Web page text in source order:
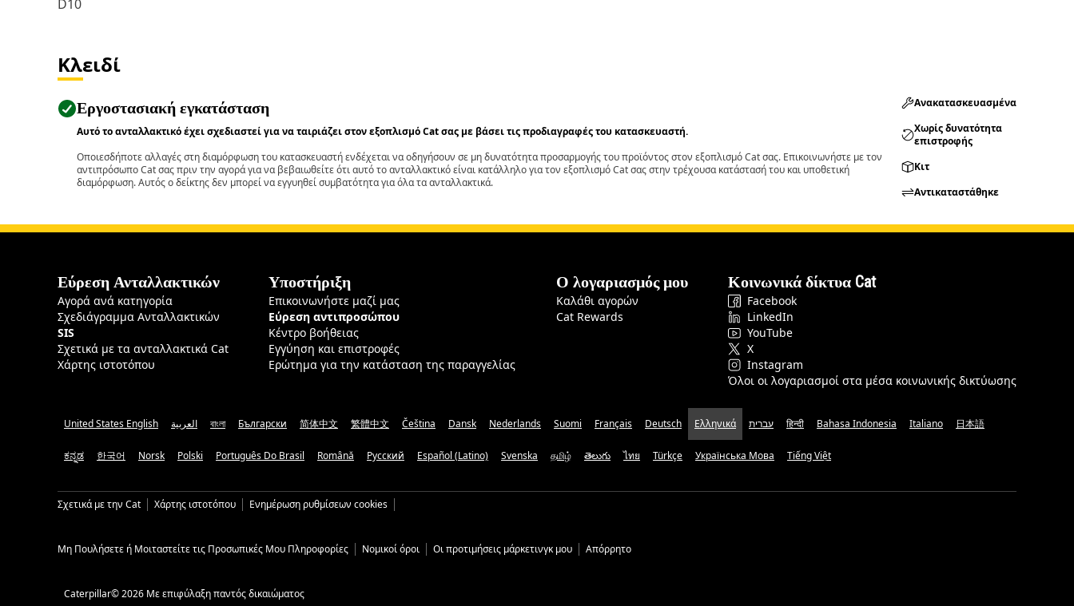
D10
Κλειδί
Εργοστασιακή εγκατάσταση
Αυτό το ανταλλακτικό έχει σχεδιαστεί για να ταιριάζει στον εξοπλισμό Cat σας με βάσει τις προδιαγραφές του κατασκευαστή.
Οποιεσδήποτε αλλαγές στη διαμόρφωση του κατασκευαστή ενδέχεται να οδηγήσουν σε μη δυνατότητα προσαρμογής του προϊόντος στον εξοπλισμό Cat σας. Επικοινωνήστε με τον
αντιπρόσωπο Cat σας πριν την αγορά για να βεβαιωθείτε ότι αυτό το ανταλλακτικό είναι κατάλληλο για τον εξοπλισμό Cat σας στην τρέχουσα κατάστασή του και υποθετική
διαμόρφωση. Αυτός ο δείκτης δεν μπορεί να εγγυηθεί συμβατότητα για όλα τα ανταλλακτικά.
Ανακατασκευασμένα
Χωρίς δυνατότητα
επιστροφής
Κιτ
Αντικαταστάθηκε
Εύρεση Ανταλλακτικών
Αγορά ανά κατηγορία
Σχεδιάγραμμα Ανταλλακτικών
SIS
Σχετικά με τα ανταλλακτικά Cat
Χάρτης ιστοτόπου
Υποστήριξη
Επικοινωνήστε μαζί μας
Εύρεση αντιπροσώπου
Κέντρο βοήθειας
Εγγύηση και επιστροφές
Ερώτημα για την κατάσταση της παραγγελίας
Ο λογαριασμός μου
Καλάθι αγορών
Cat Rewards
Κοινωνικά δίκτυα Cat
Facebook
LinkedIn
YouTube
X
Instagram
Όλοι οι λογαριασμοί στα μέσα κοινωνικής δικτύωσης
United States English العربية বাংলা Български 简体中文 繁體中文 Čeština Dansk Nederlands Suomi Français Deutsch Ελληνικά עברית हिन्दी Bahasa Indonesia Italiano 日本語
ಕನ್ನಡ 한국어 Norsk Polski Português Do Brasil Română Русский Español (Latino) Svenska தமிழ் తెలుగు ไทย Türkçe Українська Мова Tiếng Việt
Σχετικά με την Cat Χάρτης ιστοτόπου Ενημέρωση ρυθμίσεων cookies
Μη Πουλήσετε ή Μοιταστείτε τις Προσωπικές Μου Πληροφορίες Νομικοί όροι Οι προτιμήσεις μάρκετινγκ μου Απόρρητο
Caterpillar© 2026 Με επιφύλαξη παντός δικαιώματος